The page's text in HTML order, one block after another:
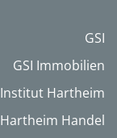
GSI
GSI Immobilien
Institut Hartheim
Hartheim Handel